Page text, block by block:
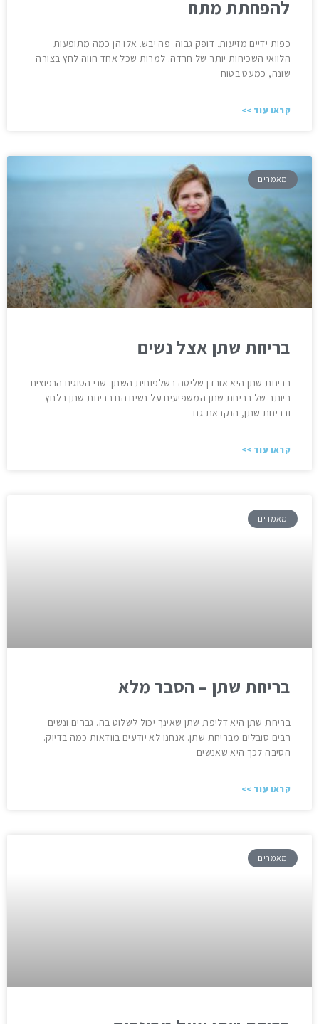
מוצרים נלווים
להפחתת מתח
כפות ידיים מזיעות. דופק גבוה. פה יבש. אלו הן כמה מתופעות
הלוואי השכיחות יותר של חרדה. למרות שכל אחד חווה לחץ בצורה
שונה, כמעט בטוח
קראו עוד >>
מאמרים
בריחת שתן אצל נשים
בריחת שתן היא אובדן שליטה בשלפוחית ​​השתן. שני הסוגים הנפוצים
ביותר של בריחת שתן המשפיעים על נשים הם בריחת שתן בלחץ
ובריחת שתן, הנקראת גם
קראו עוד >>
מאמרים
בריחת שתן – הסבר מלא
בריחת שתן היא דליפת שתן שאינך יכול לשלוט בה. גברים ונשים
רבים סובלים מבריחת שתן. אנחנו לא יודעים בוודאות כמה בדיוק.
הסיבה לכך היא שאנשים
קראו עוד >>
מאמרים